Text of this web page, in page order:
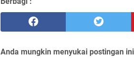
Anda mungkin menyukai postingan